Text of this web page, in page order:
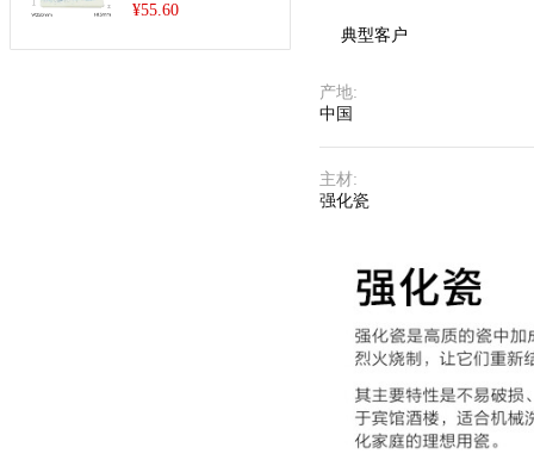
¥55.60
典型客户
产地:
中国
主材:
强化瓷